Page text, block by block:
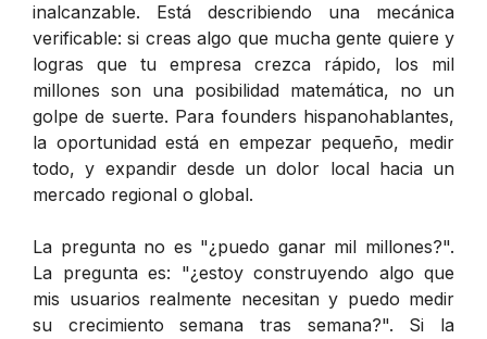
inalcanzable. Está describiendo una mecánica
verificable: si creas algo que mucha gente quiere y
logras que tu empresa crezca rápido, los mil
millones son una posibilidad matemática, no un
golpe de suerte. Para founders hispanohablantes,
la oportunidad está en empezar pequeño, medir
todo, y expandir desde un dolor local hacia un
mercado regional o global.
La pregunta no es "¿puedo ganar mil millones?".
La pregunta es: "¿estoy construyendo algo que
mis usuarios realmente necesitan y puedo medir
su crecimiento semana tras semana?". Si la